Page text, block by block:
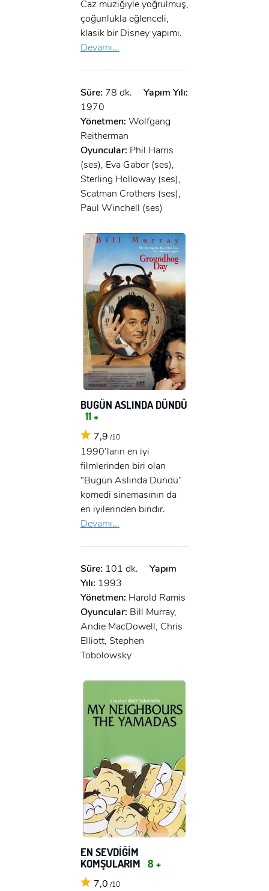
Caz müziğiyle yoğrulmuş,
çoğunlukla eğlenceli,
klasik bir Disney yapımı.
Devamı...
Süre: 78 dk.
Yapım Yılı:
1970
Yönetmen: Wolfgang
Reitherman
Oyuncular: Phil Harris
(ses), Eva Gabor (ses),
Sterling Holloway (ses),
Scatman Crothers (ses),
Paul Winchell (ses)
BUGÜN ASLINDA DÜNDÜ
11 +
7,9 /10
1990’ların en iyi
filmlerinden biri olan
“Bugün Aslında Dündü”
komedi sinemasının da
en iyilerinden biridir.
Devamı...
Süre: 101 dk.
Yapım
Yılı: 1993
Yönetmen: Harold Ramis
Oyuncular: Bill Murray,
Andie MacDowell, Chris
Elliott, Stephen
Tobolowsky
EN SEVDİĞİM
KOMŞULARIM 8 +
7,0 /10